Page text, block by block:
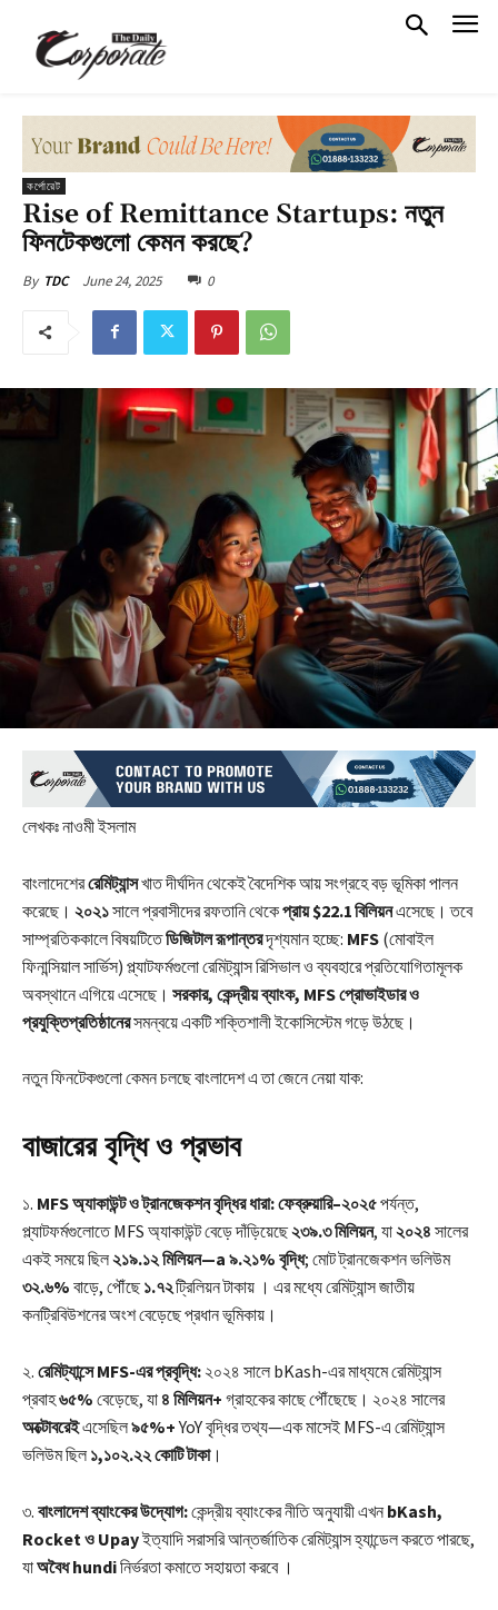
কর্পোরেট
Rise of Remittance Startups: নতুন
ফিনটেকগুলো কেমন করছে?
By TDC June 24, 2025 0
লেখকঃ নাওমী ইসলাম
বাংলাদেশেররেমিট্যান্সখাত দীর্ঘদিন থেকেই বৈদেশিক আয় সংগ্রহে বড় ভূমিকা পালন
করেছে। ২০২১সালে প্রবাসীদের রফতানি থেকেপ্রায় $22.1 বিলিয়নএসেছে। তবে
সাম্প্রতিককালে বিষয়টিতেডিজিটাল রূপান্তরদৃশ্যমান হচ্ছে: MFS (মোবাইল
ফিনান্সিয়াল সার্ভিস) প্ল্যাটফর্মগুলো রেমিট্যান্স রিসিভাল ও ব্যবহারে প্রতিযোগিতামূলক
অবস্থানে এগিয়ে এসেছে। সরকার, কেন্দ্রীয় ব্যাংক, MFS প্রোভাইডার ও
প্রযুক্তিপ্রতিষ্ঠানেরসমন্বয়ে একটি শক্তিশালী ইকোসিস্টেম গড়ে উঠছে।
নতুন ফিনটেকগুলো কেমন চলছে বাংলাদেশ এ তা জেনে নেয়া যাক:
বাজারের বৃদ্ধি ও প্রভাব
১. MFS অ্যাকাউন্ট ও ট্রানজেকশন বৃদ্ধির ধারা: ফেব্রুয়ারি–২০২৫পর্যন্ত,
প্ল্যাটফর্মগুলোতে MFS অ্যাকাউন্ট বেড়ে দাঁড়িয়েছে২৩৯.৩ মিলিয়ন, যা২০২৪ সালের
একই সময়ে ছিল২১৯.১২ মিলিয়ন—a ৯.২১% বৃদ্ধি; মোট ট্রানজেকশন ভলিউম
৩২.৬% বাড়ে, পৌঁছে১.৭২ট্রিলিয়ন টাকায় । এর মধ্যে রেমিট্যান্স জাতীয়
কনট্রিবিউশনের অংশ বেড়েছে প্রধান ভূমিকায়।
২. রেমিট্যান্সে MFS-এর প্রবৃদ্ধি: ২০২৪ সালে bKash-এর মাধ্যমে রেমিট্যান্স
প্রবাহ৬৫% বেড়েছে, যা ৪ মিলিয়ন+ গ্রাহকের কাছে পৌঁছেছে। ২০২৪ সালের
অক্টোবরেইএসেছিল৯৫%+YoY বৃদ্ধির তথ্য—এক মাসেই MFS-এ রেমিট্যান্স
ভলিউম ছিল ১,১০২.২২ কোটি টাকা।
৩. বাংলাদেশ ব্যাংকের উদ্যোগ:কেন্দ্রীয় ব্যাংকের নীতি অনুযায়ী এখন bKash,
Rocket ও Upayইত্যাদি সরাসরি আন্তর্জাতিক রেমিট্যান্স হ্যান্ডেল করতে পারছে,
যাঅবৈধ hundiনির্ভরতা কমাতে সহায়তা করবে ।